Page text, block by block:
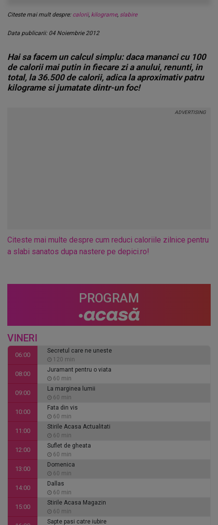
Citeste mai mult despre: calorii, kilograme, slabire
Data publicarii: 04 Noiembrie 2012
Hai sa facem un calcul simplu: daca mananci cu 100
de calorii mai putin in fiecare zi a anului, renunti, in
total, la 36.500 de calorii, adica la aproximativ patru
kilograme si jumatate dintr-un foc!
Citeste mai multe despre cum reduci caloriile zilnice pentru
a slabi sanatos dupa nastere pe depici.ro!
PROGRAM
VINERI
06:00
Secretul care ne uneste
120 min
08:00
Juramant pentru o viata
60 min
09:00
La marginea lumii
60 min
10:00
Fata din vis
60 min
11:00
Stirile Acasa Actualitati
60 min
12:00
Suflet de gheata
60 min
13:00
Domenica
60 min
14:00
Dallas
60 min
15:00
Stirile Acasa Magazin
60 min
Sapte pasi catre iubire